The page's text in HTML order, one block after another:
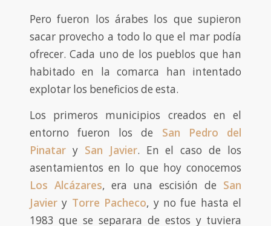
Pero fueron los árabes los que supieron
sacar provecho a todo lo que el mar podía
ofrecer. Cada uno de los pueblos que han
habitado en la comarca han intentado
explotar los beneficios de esta.
Los primeros municipios creados en el
entorno fueron los de San Pedro del
Pinatary San Javier. En el caso de los
asentamientos en lo que hoy conocemos
Los Alcázares, era una escisión de San
Javiery Torre Pacheco, y no fue hasta el
1983 que se separara de estos y tuviera